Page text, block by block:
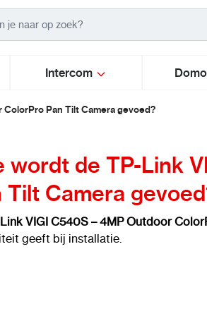
Intercom
Pan Tilt Camera gevoed?
wordt de TP-Link
Tilt Camera
VIGI C540S – 4MP Outdoor
geeft bij installatie.